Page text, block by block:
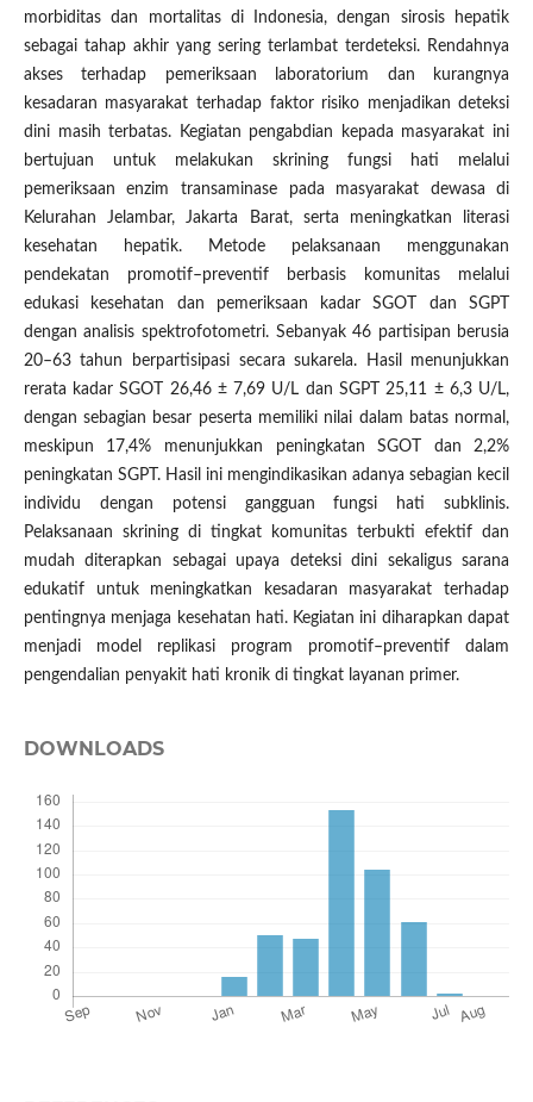
morbiditas dan mortalitas di Indonesia, dengan sirosis hepatik
sebagai tahap akhir yang sering terlambat terdeteksi. Rendahnya
akses terhadap pemeriksaan laboratorium dan kurangnya
kesadaran masyarakat terhadap faktor risiko menjadikan deteksi
dini masih terbatas. Kegiatan pengabdian kepada masyarakat ini
bertujuan untuk melakukan skrining fungsi hati melalui
pemeriksaan enzim transaminase pada masyarakat dewasa di
Kelurahan Jelambar, Jakarta Barat, serta meningkatkan literasi
kesehatan hepatik. Metode pelaksanaan menggunakan
pendekatan promotif–preventif berbasis komunitas melalui
edukasi kesehatan dan pemeriksaan kadar SGOT dan SGPT
dengan analisis spektrofotometri. Sebanyak 46 partisipan berusia
20–63 tahun berpartisipasi secara sukarela. Hasil menunjukkan
rerata kadar SGOT 26,46 ± 7,69 U/L dan SGPT 25,11 ± 6,3 U/L,
dengan sebagian besar peserta memiliki nilai dalam batas normal,
meskipun 17,4% menunjukkan peningkatan SGOT dan 2,2%
peningkatan SGPT. Hasil ini mengindikasikan adanya sebagian kecil
individu dengan potensi gangguan fungsi hati subklinis.
Pelaksanaan skrining di tingkat komunitas terbukti efektif dan
mudah diterapkan sebagai upaya deteksi dini sekaligus sarana
edukatif untuk meningkatkan kesadaran masyarakat terhadap
pentingnya menjaga kesehatan hati. Kegiatan ini diharapkan dapat
menjadi model replikasi program promotif–preventif dalam
pengendalian penyakit hati kronik di tingkat layanan primer.
DOWNLOADS